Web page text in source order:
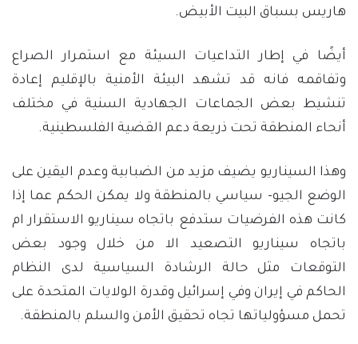
هاريس بسباق البيت الأبيض.
أيضًا في إطار التداعيات السيئة مع استمرار الصراع
وتفاقمه فانه قد تشهد البيئة الأمنية بالإقليم إعادة
تنشيط بعض الجماعات الجهادية السنية في مختلف
أنحاء المنطقة تحت ذريعة دعم القضية الفلسطينية.
وهذا السيناريو يضيف مزيد من الضبابية وعدم اليقين على
الوضع الجيو- سياسي بالمنطقة ولا يمكن الحكم عما إذا
كانت هذه الفرضيات ستدفع باتجاه سيناريو الاستقرار ام
باتجاه سيناريو التصعيد الا من خلال وجود بعض
التوقعات مثل حالة الرشادة السياسية لدى النظام
الحاكم في إيران وفي إسرائيل وقدرة الولايات المتحدة على
تحمل مسؤولياتها تجاه تحقيق الأمن والسلم بالمنطقة.